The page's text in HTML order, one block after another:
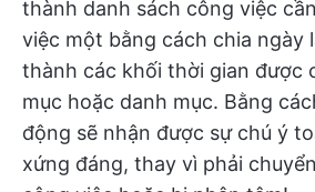
thành danh sách công việc
việc một bằng cách chia ngày
thành các khối thời gian được
mục hoặc danh mục. Bằng
động sẽ nhận được sự chú ý
xứng đáng, thay vì phải